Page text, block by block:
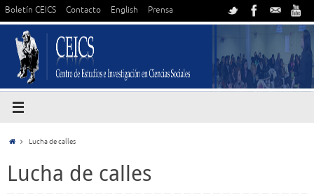
Boletín CEICS Contacto English Prensa
Lucha de calles
Lucha de calles